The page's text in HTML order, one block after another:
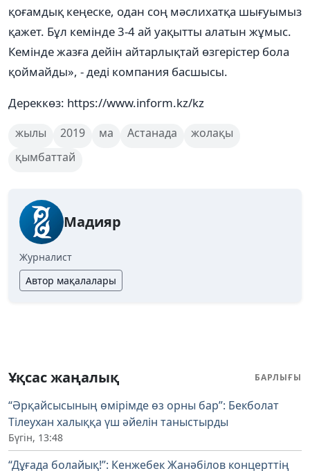
қоғамдық кеңеске, одан соң мәслихатқа шығуымыз
қажет. Бұл кемінде 3-4 ай уақытты алатын жұмыс.
Кемінде жазға дейін айтарлықтай өзгерістер бола
қоймайды», - деді компания басшысы.
Дереккөз: https://www.inform.kz/kz
жылы 2019 ма Астанада
жолақы
қымбаттай
Мадияр
Журналист
Автор мақалалары
Ұқсас жаңалық БАРЛЫҒЫ
“Әрқайсысының өмірімде өз орны бар”: Бекболат
Тілеухан халыққа үш әйелін таныстырды
Бүгін, 13:48
“Дұғада болайық!”: Кенжебек Жанәбілов концерттің